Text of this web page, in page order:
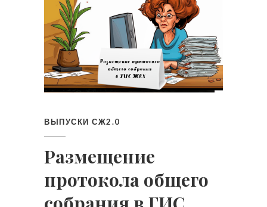
ВЫПУСКИ СЖ2.0
Размещение
протокола общего